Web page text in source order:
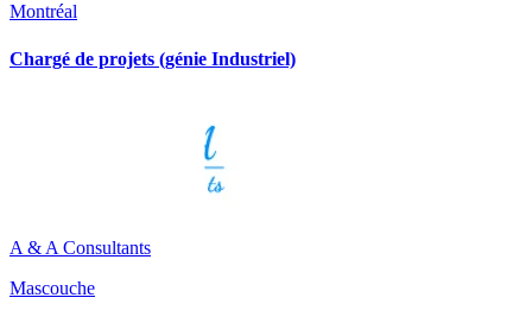
Montréal
Chargé de projets (génie Industriel)
A & A Consultants
Mascouche